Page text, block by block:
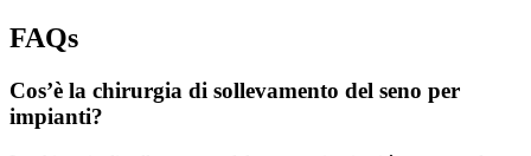
FAQs
Cos’è la chirurgia di sollevamento del seno per
impianti?